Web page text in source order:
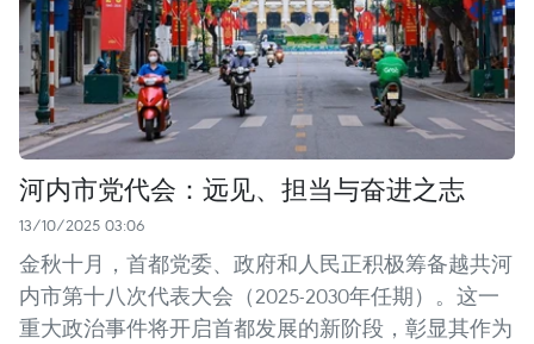
河内市党代会：远见、担当与奋进之志
13/10/2025 03:06
金秋十月，首都党委、政府和人民正积极筹备越共河
内市第十八次代表大会（2025-2030年任期）。这一
重大政治事件将开启首都发展的新阶段，彰显其作为